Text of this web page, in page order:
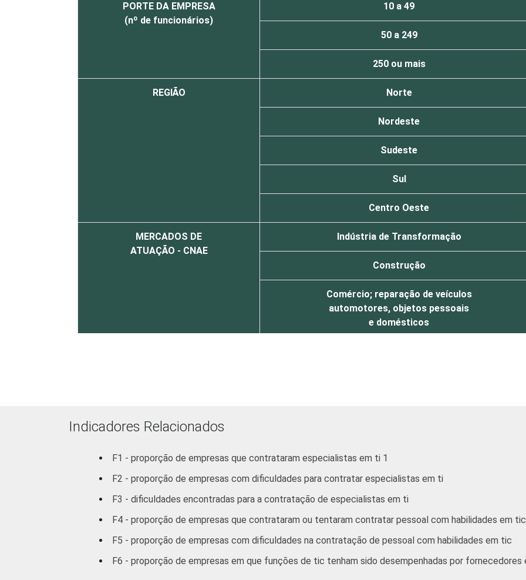
PORTE DA EMPRESA
(nº de funcionários)
10 a 49
50 a 249
250 ou mais
REGIÃO Norte
Nordeste
Sudeste
Sul
Centro Oeste
MERCADOS DE
ATUAÇÃO - CNAE
Indústria de Transformação
Construção
Comércio; reparação de veículos
automotores, objetos pessoais
e domésticos
geralmente específicas por setor (usuários avançados).
Base: 2.182 empresas que utilizam computadores, com 10 ou mais funcionários, que constituem os
3
A categoria "Outros" reúne os segmentos H - Alojamento e Alimentação e O - Outros Serviços
Limpeza Urbana e Esgoto e Atividades Relacionadas e 91 - Atividades Associativas).
Fonte: NIC.br - out/nov 2007
Indicadores Relacionados
F1 - proporção de empresas que contrataram especialistas em ti 1
F2 - proporção de empresas com dificuldades para contratar especialistas em ti
F3 - dificuldades encontradas para a contratação de especialistas em ti
F4 - proporção de empresas que contrataram ou tentaram contratar pessoal com habilidades em tic
F5 - proporção de empresas com dificuldades na contratação de pessoal com habilidades em tic
F6 - proporção de empresas em que funções de tic tenham sido desempenhadas por fornecedores